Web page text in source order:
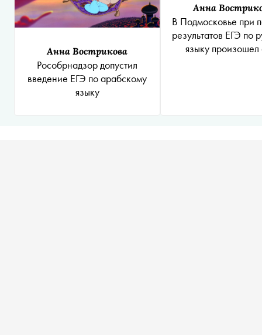
Анна Вострикова
Рособрнадзор допустил
введение ЕГЭ по арабскому
языку
Анна
В Подмосковье при
результатов ЕГЭ по
языку произошел